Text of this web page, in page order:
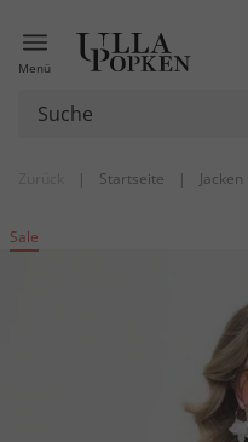
Menü
| Startseite | Jacken
Sale